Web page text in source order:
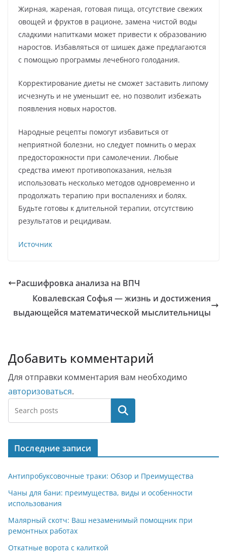
Жирная, жареная, готовая пища, отсутствие свежих
овощей и фруктов в рационе, замена чистой воды
сладкими напитками может привести к образованию
наростов. Избавляться от шишек даже предлагаются
с помощью программы лечебного голодания.
Корректирование диеты не сможет заставить липому
исчезнуть и не уменьшит ее, но позволит избежать
появления новых наростов.
Народные рецепты помогут избавиться от
неприятной болезни, но следует помнить о мерах
предосторожности при самолечении. Любые
средства имеют противопоказания, нельзя
использовать несколько методов одновременно и
продолжать терапию при воспалениях и болях.
Будьте готовы к длительной терапии, отсутствию
результатов и рецидивам.
Источник
Расшифровка анализа на ВПЧ
Ковалевская Софья — жизнь и достижения
выдающейся математической мыслительницы
Добавить комментарий
Для отправки комментария вам необходимо
авторизоваться.
Поиск
Последние записи
Антипробуксовочные траки: Обзор и Преимущества
Чаны для бани: преимущества, виды и особенности
использования
Малярный скотч: Ваш незаменимый помощник при
ремонтных работах
Откатные ворота с калиткой